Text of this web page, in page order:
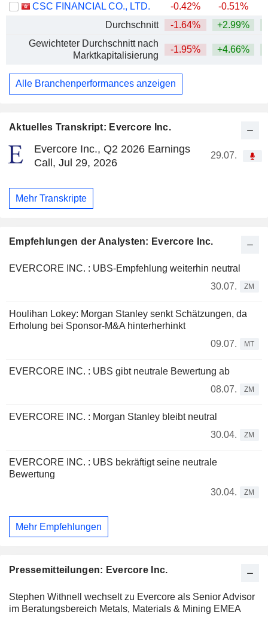
Aktuelles Transkript: Evercore Inc.
Evercore Inc., Q2 2026 Earnings
Call, Jul 29, 2026
29.07.
Mehr Transkripte
Empfehlungen der Analysten: Evercore Inc.
EVERCORE INC. : UBS-Empfehlung weiterhin neutral
30.07.
ZM
Houlihan Lokey: Morgan Stanley senkt Schätzungen, da
Erholung bei Sponsor-M&A hinterherhinkt
09.07.
MT
EVERCORE INC. : UBS gibt neutrale Bewertung ab
08.07.
ZM
EVERCORE INC. : Morgan Stanley bleibt neutral
30.04.
ZM
EVERCORE INC. : UBS bekräftigt seine neutrale
Bewertung
30.04.
ZM
Mehr Empfehlungen
Pressemitteilungen: Evercore Inc.
Stephen Withnell wechselt zu Evercore als Senior Advisor
im Beratungsbereich Metals, Materials & Mining EMEA
CSC FINANCIAL CO., LTD.
-0.42% -0.51%
Durchschnitt
-1.64% +2.99%
Gewichteter Durchschnitt nach
Marktkapitalisierung
-1.95% +4.66%
Alle Branchenperformances anzeigen